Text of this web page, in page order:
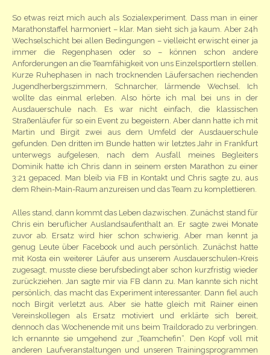
So etwas reizt mich auch als Sozialexperiment. Dass man in einer
Marathonstaffel harmoniert – klar. Man sieht sich ja kaum. Aber 24h
Wechselschicht bei allen Bedingungen – vielleicht erwischt einer ja
immer die Regenphasen oder so – können schon andere
Anforderungen an die Teamfähigkeit von uns Einzelsportlern stellen.
Kurze Ruhephasen in nach trocknenden Läufersachen riechenden
Jugendherbergszimmern, Schnarcher, lärmende Wechsel. Ich
wollte das einmal erleben. Also hörte ich mal bei uns in der
Ausdauerschule nach. Es war nicht einfach, die klassischen
Straßenläufer für so ein Event zu begeistern. Aber dann hatte ich mit
Martin und Birgit zwei aus dem Umfeld der Ausdauerschule
gefunden. Den dritten im Bunde hatten wir letztes Jahr in Frankfurt
unterwegs aufgelesen, nach dem Ausfall meines Begleiters
Dominik hatte ich Chris dann in seinem ersten Marathon zu einer
3:21 gepaced. Man bleib via FB in Kontakt und Chris sagte zu, aus
dem Rhein-Main-Raum anzureisen und das Team zu komplettieren.
Alles stand, dann kommt das Leben dazwischen. Zunächst stand für
Chris ein beruflicher Auslandsaufenthalt an. Er sagte zwei Monate
zuvor ab. Ersatz wird hier schon schwierig. Aber man kennt ja
genug Leute über Facebook und auch persönlich. Zunächst hatte
mit Kosta ein weiterer Läufer aus unserem Ausdauerschulen-Kreis
zugesagt, musste diese berufsbedingt aber schon kurzfristig wieder
zurückziehen. Jan sagte mir via FB dann zu. Man kannte sich nicht
persönlich, das macht das Experiment interessanter. Dann fiel auch
noch Birgit verletzt aus. Aber sie hatte gleich mit Rainer einen
Vereinskollegen als Ersatz motiviert und erklärte sich bereit,
dennoch das Wochenende mit uns beim Traildorado zu verbringen.
Ich ernannte sie umgehend zur „Teamchefin“. Den Kopf voll mit
anderen Laufveranstaltungen und unseren Trainingsprogrammen